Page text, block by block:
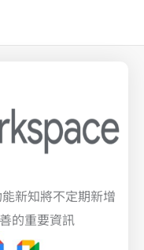
新知將不定期新增
的重要資訊